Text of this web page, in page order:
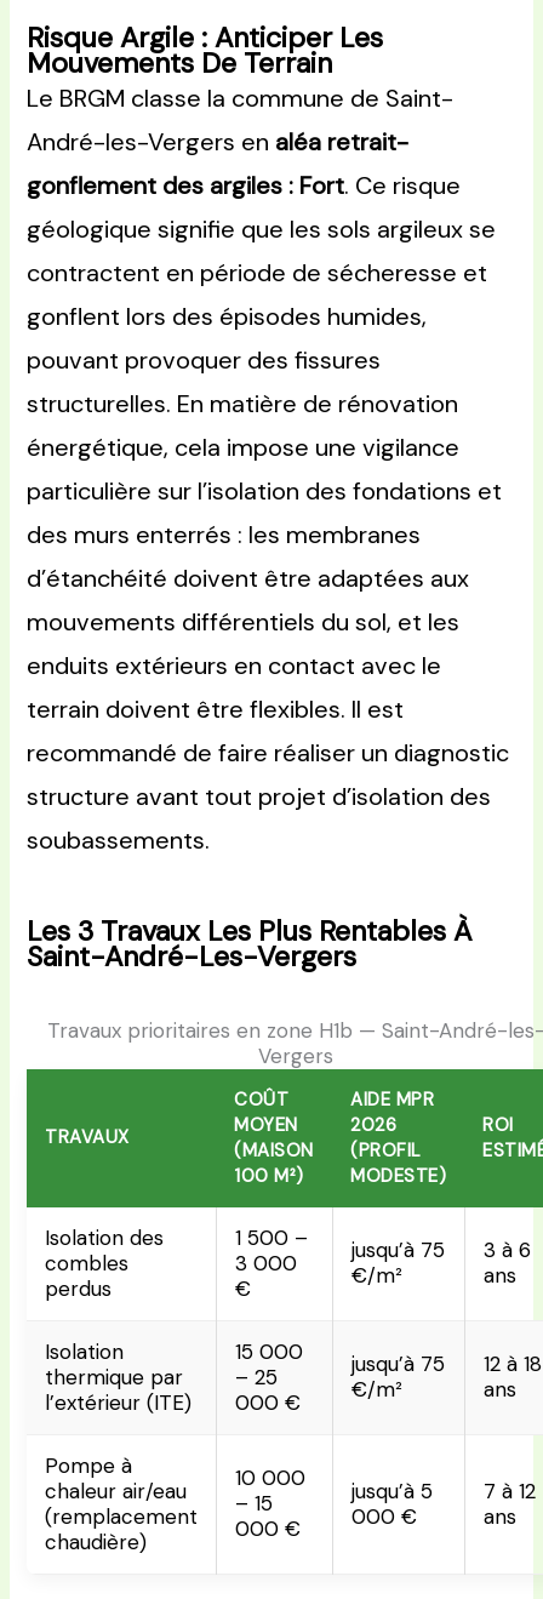
Risque Argile : Anticiper Les
Mouvements De Terrain
Le BRGM classe la commune de Saint-
André-les-Vergers en aléa retrait-
gonflement des argiles : Fort. Ce risque
géologique signifie que les sols argileux se
contractent en période de sécheresse et
gonflent lors des épisodes humides,
pouvant provoquer des fissures
structurelles. En matière de rénovation
énergétique, cela impose une vigilance
particulière sur l’isolation des fondations et
des murs enterrés : les membranes
d’étanchéité doivent être adaptées aux
mouvements différentiels du sol, et les
enduits extérieurs en contact avec le
terrain doivent être flexibles. Il est
recommandé de faire réaliser un diagnostic
structure avant tout projet d’isolation des
soubassements.
Les 3 Travaux Les Plus Rentables À
Saint-André-Les-Vergers
Travaux prioritaires en zone H1b — Saint-André-
Vergers
TRAVAUX
COÛT
MOYEN
(MAISON
100 M²)
AIDE MPR
2026
(PROFIL
MODESTE)
ROI
Isolation des
combles
perdus
1 500 –
3 000
€
jusqu’à 75
€/m²
3 à 6
ans
Isolation
thermique par
l’extérieur (ITE)
15 000
– 25
000 €
jusqu’à 75
€/m²
12 à 18
ans
Pompe à
chaleur air/eau
(remplacement
chaudière)
10 000
– 15
000 €
jusqu’à 5
000 €
7 à 12
ans